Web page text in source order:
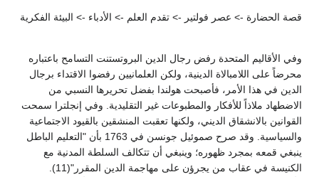
قصة الحضارة -> عصر فولتير -> تقدم العلم -> الأدباء -> البيئة الفكرية
وفي الأقاليم المتحدة رفض رجال الدين البروتستنت التسامح باعتباره
محرضاً على اللامبالاة الدينية، ولكن العلمانيين رفضوا الاقتداء برجال
الدين في هذا الأمر، فأصبحت هولندا بفضل تحريرها النسبي من
الاضطهاد ملاذاً للأفكار والمطبوعات غير التقليدية. وفي إنجلترا سمحت
القوانين بالانشقاق الديني، ولكنها تعقبت المنشقين بالقيود الاجتماعية
والسياسية. وقد صرح صموئيل جونسن في 1763 بأن "التعليم الباطل
ينبغي قمعه بمجرد ظهوره؛ وينبغي أن تتكالف السلطة المدنية مع
الكنيسة في عقاب من يجرؤن على مهاجمة الدين المقرر"(11).